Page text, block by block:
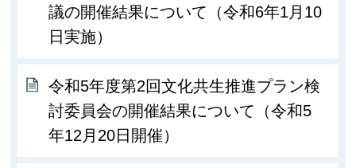
議の開催結果について（令和6年1月10
日実施）
令和5年度第2回文化共生推進プラン検
討委員会の開催結果について（令和5
年12月20日開催）